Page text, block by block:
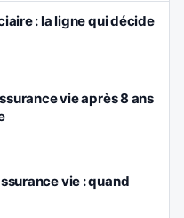
: la ligne qui décide
vie après 8 ans
vie : quand